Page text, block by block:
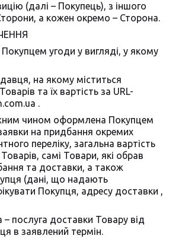
(далі – Покупець), з іншого
а кожен окремо – Сторона.
угоди у вигляді, у якому
на якому міститься
та їх вартість за URL-
.
чином оформлена Покупцем
на придбання окремих
переліку, загальна вартість
самі Товари, які обрав
та доставки, а також
(дані, що надають
Покупця, адресу доставки ,
– послуга доставки Товару від
в заявлений термін.